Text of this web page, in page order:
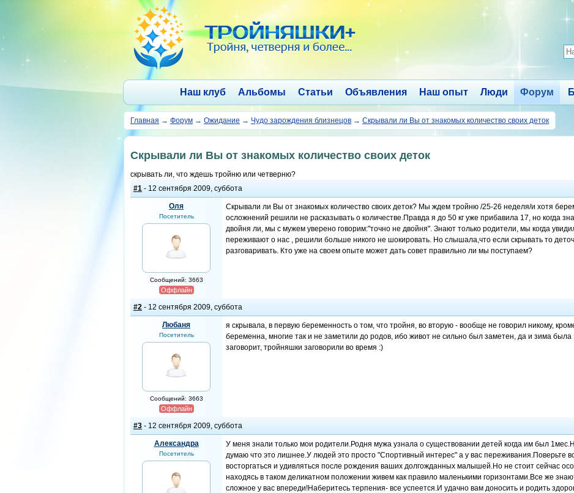
Наш клуб Альбомы Статьи Объявления Наш опыт Люди Форум
Главная → Форум → Ожидание → Чудо зарождения близнецов → Скрывали ли Вы от знакомых количество своих деток
Скрывали ли Вы от знакомых количество своих деток
скрывать ли, что ждешь тройню или четверню?
#1 - 12 сентября 2009, суббота
Оля
Посетитель
Сообщений: 3663
Оффлайн
Скрывали ли Вы от знакомых количество своих деток? Мы ждем тройню /25-26 неделя/и хотя
осложнений решили не расказывать о количестве.Правда я до 50 кг уже прибавила 17, но когда
двойня ли, мы с мужем уверено говорим:"точно не двойня". Знают только родители, мы когда
переживают о нас , решили больше никого не шокировать. Но слышала,что если скрывать то
разговаривать. Кто уже на своем опыте может дать совет правильно ли мы поступаем?
#2 - 12 сентября 2009, суббота
Любаня
Посетитель
Сообщений: 3663
Оффлайн
я скрывала, в первую беременность о том, что тройня, во вторую - вообще не говорил никому,
беременна, многие так и не заметили до родов, ибо живот не сильно был заметен, да и зима
заговорит, тройняшки заговорили во время :)
#3 - 12 сентября 2009, суббота
Александра
Посетитель
У меня знали только мои родители.Родня мужа узнала о существовании детей когда им был
думаю что это лишнее.У людей это просто "Спортивный интерес" а у вас переживания.Поверьте
восторгаться и удивляться после рождения ваших долгожданных малышей.Но не стоит сейчас
находясь в таком деликатном положении живем как правило маленькими горизонтами.Все же
сложное у вас впереди!Наберитесь терпения- все успеется.И удачно вам доносить и родить